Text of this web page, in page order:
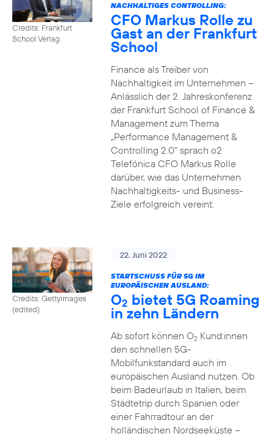
Credits: Frankfurt
School Verlag
NACHHALTIGES CONTROLLING:
CFO Markus Rolle zu
Gast an der Frankfurt
School
Finance als Treiber von
Nachhaltigkeit im Unternehmen –
Anlässlich der 2. Jahreskonferenz
der Frankfurt School of Finance &
Management zum Thema
„Performance Management &
Controlling 2.0“ sprach o2
Telefónica CFO Markus Rolle
darüber, wie das Unternehmen
Nachhaltigkeits- und Business-
Ziele erfolgreich vereint.
Credits: Gettyimages
(edited)
22. Juni 2022
STARTSCHUSS FÜR 5G IM
EUROPÄISCHEN AUSLAND:
O2 bietet 5G Roaming
in zehn Ländern
Ab sofort können O2Kund:innen
den schnellen 5G-
Mobilfunkstandard auch im
europäischen Ausland nutzen. Ob
beim Badeurlaub in Italien, beim
Städtetrip durch Spanien oder
einer Fahrradtour an der
holländischen Nordseeküste –